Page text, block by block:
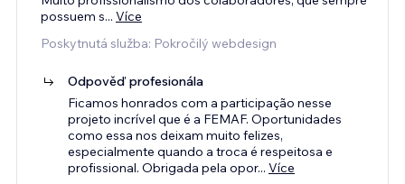
possuem s... Více
Poskytnutá služba: Pokročilý webdesign
Odpověď profesionála
Ficamos honrados com a participação nesse
projeto incrível que é a FEMAF. Oportunidades
como essa nos deixam muito felizes,
especialmente quando a troca é respeitosa e
profissional. Obrigada pela opor... Více